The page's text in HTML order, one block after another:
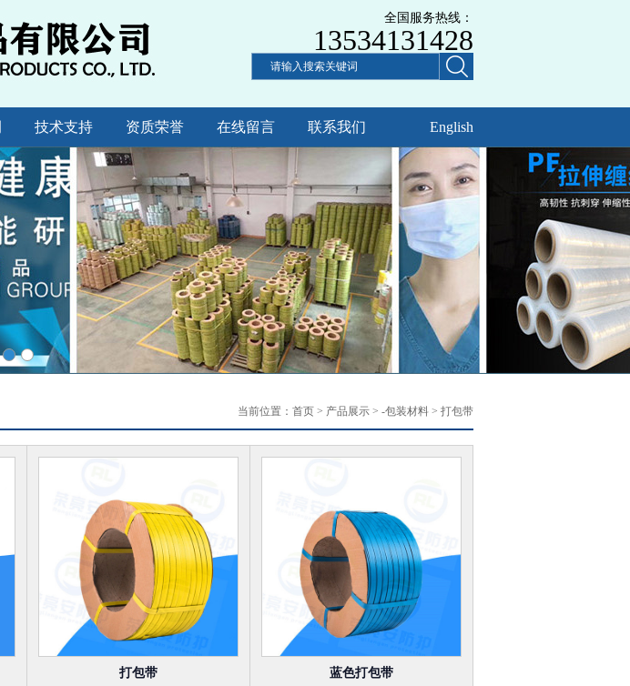
全国服务热线：
13534131428
技术支持 资质荣誉 在线留言 联系我们 English
当前位置： 首页 > 产品展示 > -包装材料 > 打包带
打包带 蓝色打包带